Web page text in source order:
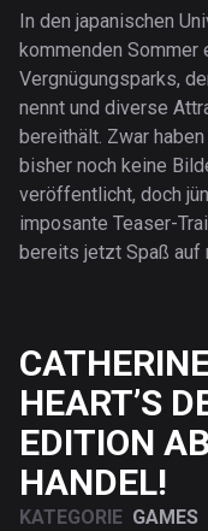
In den japanischen
kommenden Sommer
Vergnügungsparks,
nennt und diverse
bereithält. Zwar
bisher noch keine
veröffentlicht, doch
imposante Teaser-
bereits jetzt Spaß auf
HEART’S
EDITION
HANDEL!
KATEGORIE GAMES